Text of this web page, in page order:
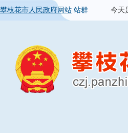
攀枝花市人民政府网站 站群 今天